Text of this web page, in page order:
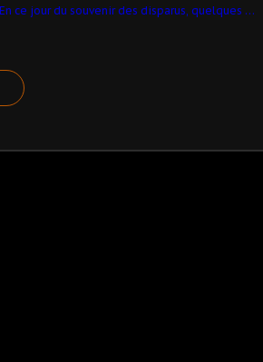
En ce jour du souvenir des disparus, quelques tombes pour rappeler leur souvenir... Martin Luther